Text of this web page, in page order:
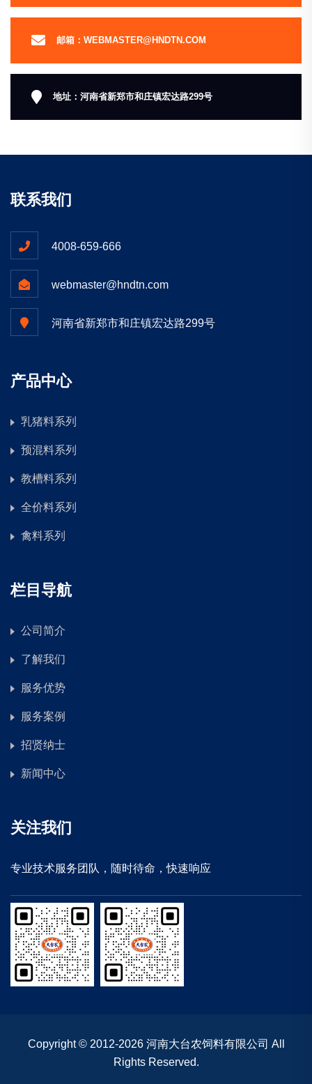
邮箱：WEBMASTER@HNDTN.COM
地址：河南省新郑市和庄镇宏达路299号
联系我们
4008-659-666
webmaster@hndtn.com
河南省新郑市和庄镇宏达路299号
产品中心
乳猪料系列
预混料系列
教槽料系列
全价料系列
禽料系列
栏目导航
公司简介
了解我们
服务优势
服务案例
招贤纳士
新闻中心
关注我们
专业技术服务团队，随时待命，快速响应
Copyright © 2012-2026 河南大台农饲料有限公司 All
Rights Reserved.